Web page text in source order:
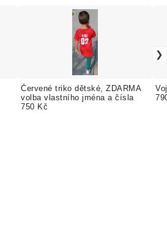
Červené triko dětské, ZDARMA
volba vlastního jména a čísla
750 Kč